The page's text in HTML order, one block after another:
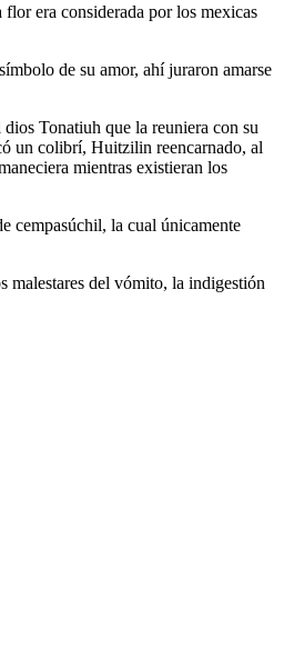
era considerada por los mexicas
de su amor, ahí juraron amarse
Tonatiuh que la reuniera con su
un colibrí, Huitzilin reencarnado, al
mientras existieran los
cempasúchil, la cual únicamente
malestares del vómito, la indigestión